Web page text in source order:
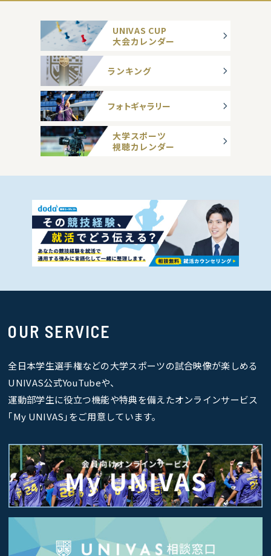
UNIVAS CUP
大会カレンダー
ランキング
フォトギャラリー
大学スポーツ
視聴カレンダー
OUR SERVICE
全日本学生選手権などの大学スポーツの試合映像が楽しめる
UNIVAS公式YouTubeや、
運動部学生に役立つ機能や特典を備えたオンラインサービス
｢My UNIVAS｣をご用意しています。